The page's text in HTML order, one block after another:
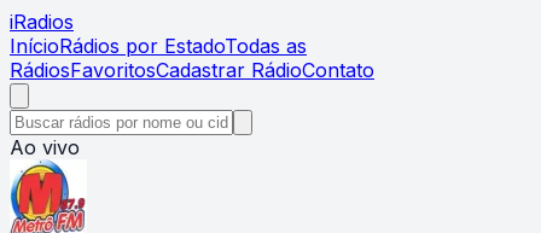
iRadios
InícioRádios por EstadoTodas as
RádiosFavoritosCadastrar RádioContato
Ao vivo